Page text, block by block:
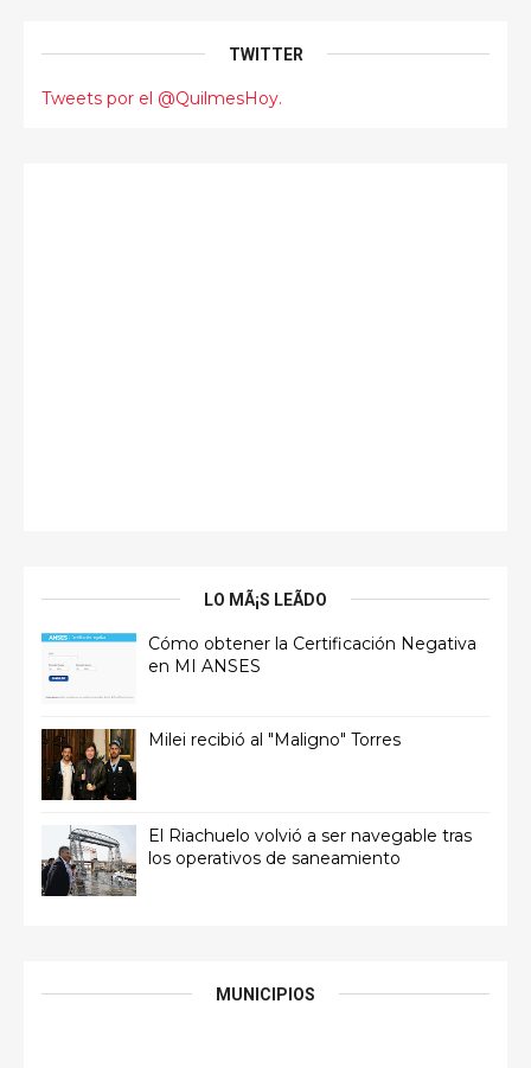
TWITTER
Tweets por el @QuilmesHoy.
LO MÃ¡S LEÃ­DO
Cómo obtener la Certificación Negativa
en MI ANSES
Milei recibió al "Maligno" Torres
El Riachuelo volvió a ser navegable tras
los operativos de saneamiento
MUNICIPIOS